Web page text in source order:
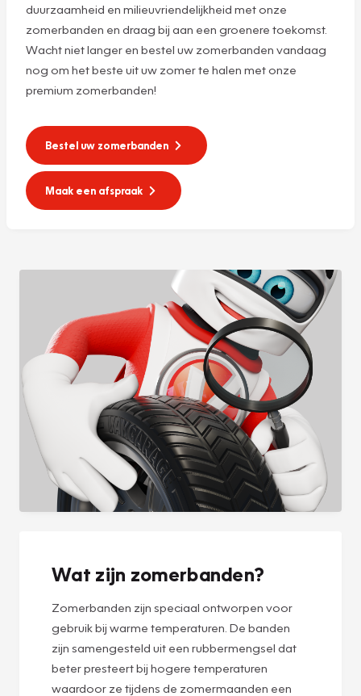
duurzaamheid en milieuvriendelijkheid met onze
zomerbanden en draag bij aan een groenere toekomst.
Wacht niet langer en bestel uw zomerbanden vandaag
nog om het beste uit uw zomer te halen met onze
premium zomerbanden!
Bestel uw zomerbanden
Maak een afspraak
Wat zijn zomerbanden?
Zomerbanden zijn speciaal ontworpen voor
gebruik bij warme temperaturen. De banden
zijn samengesteld uit een rubbermengsel dat
beter presteert bij hogere temperaturen
waardoor ze tijdens de zomermaanden een